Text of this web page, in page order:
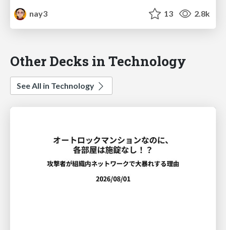
nay3
13 2.8k
Other Decks in Technology
See All in Technology